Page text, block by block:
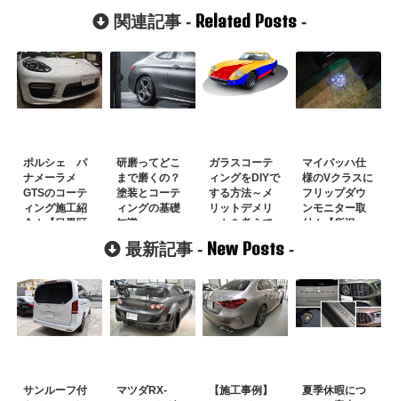
関連記事 - Related Posts-
ポルシェ パ
ナメーラメ
GTSのコーテ
ィング施工紹
介！【目黒区
研磨ってどこ
まで磨くの？
塗装とコーテ
ィングの基礎
知識
ガラスコーテ
ィングをDIYで
する方法～メ
リットデメリ
ットを考えて
丁寧にやろ
う！～
マイバッハ仕
様のVクラスに
フリップダウ
ンモニター取
付！【所沢
最新記事 - New Posts -
サンルーフ付
マツダRX-
【施工事例】
夏季休暇につ